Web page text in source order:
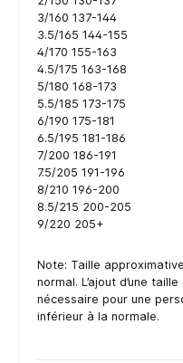
3/160 137-144
3.5/165 144-155
4/170 155-163
4.5/175 163-168
5/180 168-173
5.5/185 173-175
6/190 175-181
6.5/195 181-186
7/200 186-191
7.5/205 191-196
8/210 196-200
8.5/215 200-205
9/220 205+
Note: Taille
normal. L’ajout d’une
nécessaire pour une
inférieur à la normale.